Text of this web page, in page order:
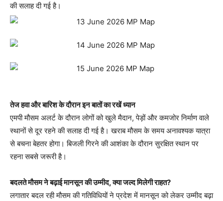
की सलाह दी गई है।
तेज हवा और बारिश के दौरान इन बातों का रखें ध्यान
एमपी मौसम अलर्ट के दौरान लोगों को खुले मैदान, पेड़ों और कमजोर निर्माण वाले
स्थानों से दूर रहने की सलाह दी गई है। खराब मौसम के समय अनावश्यक यात्रा
से बचना बेहतर होगा। बिजली गिरने की आशंका के दौरान सुरक्षित स्थान पर
रहना सबसे जरूरी है।
बदलते मौसम ने बढ़ाई मानसून की उम्मीद, क्या जल्द मिलेगी राहत?
लगातार बदल रही मौसम की गतिविधियों ने प्रदेश में मानसून को लेकर उम्मीद बढ़ा